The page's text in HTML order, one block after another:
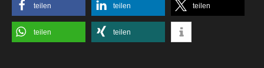
teilen teilen teilen
teilen teilen